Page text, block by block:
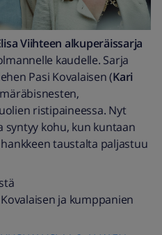
Viihteen alkuperäissarja
kaudelle. Sarja
Pasi Kovalaisen (Kari
ristipaineessa. Nyt
syntyy kohu, kun kuntaan
taustalta paljastuu
ja kumppanien